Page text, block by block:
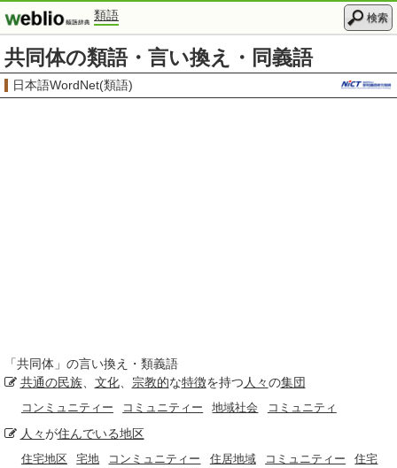
類語 検索
共同体の類語・言い換え・同義語
日本語WordNet(類語)
「共同体 」の言い換え・類義語
共通の民族、 文化、 宗教的な特徴を持つ 人々の集団
コンミュニティー コミュニティー 地域社会 コミュニティ
人々が住んでいる地区
住宅地区 宅地 コンミュニティー 住居地域 コミュニティー
住宅